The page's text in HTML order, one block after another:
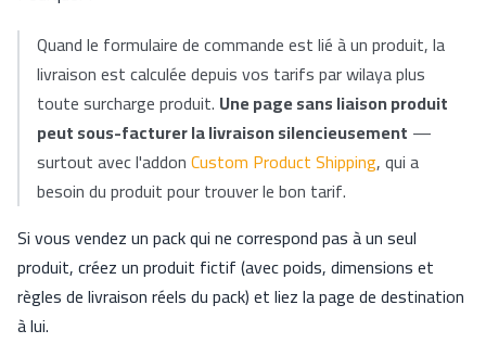
Quand le formulaire de commande est lié à un produit, la
livraison est calculée depuis vos tarifs par wilaya plus
toute surcharge produit. Une page sans liaison produit
peut sous-facturer la livraison silencieusement —
surtout avec l'addonCustom Product Shipping, qui a
besoin du produit pour trouver le bon tarif.
Si vous vendez un pack qui ne correspond pas à un seul
produit, créez un produit fictif (avec poids, dimensions et
règles de livraison réels du pack) et liez la page de destination
à lui.